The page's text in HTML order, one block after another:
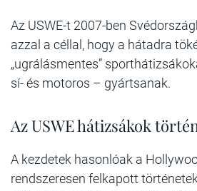
Az USWE-t 2007-ben
azzal a céllal, hogy a hátadra
„ugrálásmentes”
sí- és motoros – gyártsanak.
Az USWE hátizsákok
A kezdetek hasonlóak a
rendszeresen felkapott